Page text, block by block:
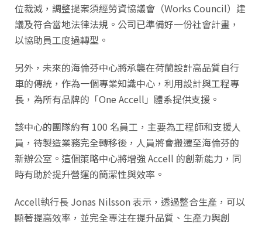
位裁減，調整提案須經勞資協議會（Works Council）建
議及符合當地法律法規。公司已準備好一份社會計畫，
以協助員工度過轉型。
另外，未來的海倫芬中心將承襲在荷蘭設計高品質自行
車的傳統，作為一個專業知識中心，利用設計與工程專
長，為所有品牌的「One Accell」體系提供支援。
該中心的團隊約有 100 名員工，主要為工程師和支援人
員，待製造業務完全轉移後，人員將會搬遷至海倫芬的
新辦公室。這個策略中心將增強 Accell 的創新能力，同
時有助於提升營運的簡潔性與效率。
Accell執行長 Jonas Nilsson 表示，透過整合生產，可以
顯著提高效率，並完全專注在提升品質、生產力與創